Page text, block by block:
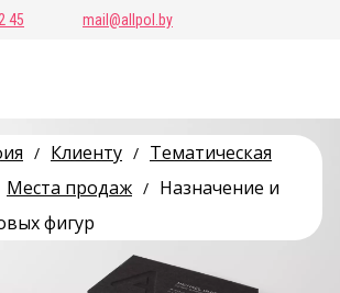
45 mail@allpol.by
/ Клиенту / Тематическая
Места продаж / Назначение и
фигур